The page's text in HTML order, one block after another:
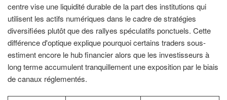
centre vise une liquidité durable de la part des institutions qui
utilisent les actifs numériques dans le cadre de stratégies
diversifiées plutôt que des rallyes spéculatifs ponctuels. Cette
différence d'optique explique pourquoi certains traders sous-
estiment encore le hub financier alors que les investisseurs à
long terme accumulent tranquillement une exposition par le biais
de canaux réglementés.